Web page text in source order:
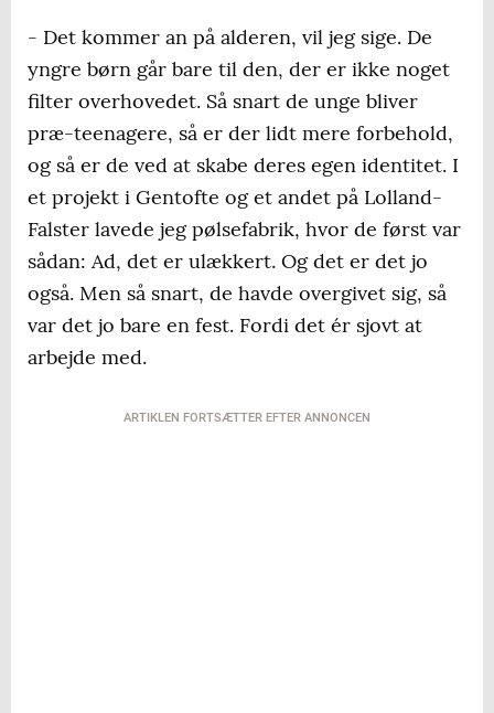
- Det kommer an på alderen, vil jeg sige. De
yngre børn går bare til den, der er ikke noget
filter overhovedet. Så snart de unge bliver
præ-teenagere, så er der lidt mere forbehold,
og så er de ved at skabe deres egen identitet. I
et projekt i Gentofte og et andet på Lolland-
Falster lavede jeg pølsefabrik, hvor de først var
sådan: Ad, det er ulækkert. Og det er det jo
også. Men så snart, de havde overgivet sig, så
var det jo bare en fest. Fordi det ér sjovt at
arbejde med.
ARTIKLEN FORTSÆTTER EFTER ANNONCEN